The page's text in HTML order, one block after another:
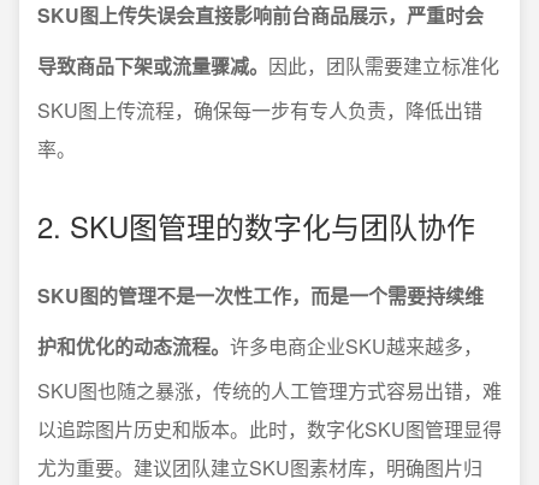
SKU图上传失误会直接影响前台商品展示，严重时会
导致商品下架或流量骤减。 因此，团队需要建立标准化
SKU图上传流程，确保每一步有专人负责，降低出错
率。
2. SKU图管理的数字化与团队协作
SKU图的管理不是一次性工作，而是一个需要持续维
护和优化的动态流程。 许多电商企业SKU越来越多，
SKU图也随之暴涨，传统的人工管理方式容易出错，难
以追踪图片历史和版本。此时，数字化SKU图管理显得
尤为重要。建议团队建立SKU图素材库，明确图片归